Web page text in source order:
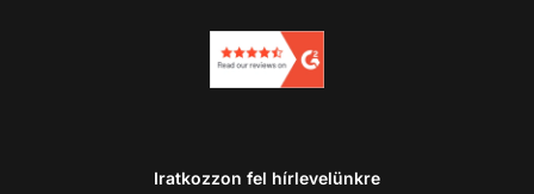
Iratkozzon fel hírlevelünkre